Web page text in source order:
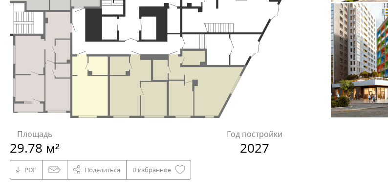
Площадь
29.78 м²
Год постройки
2027
PDF Поделиться В избранное